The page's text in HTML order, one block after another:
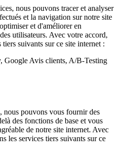
nous pouvons tracer et analyser
et la navigation sur notre site
et d'améliorer en
utilisateurs. Avec votre accord,
suivants sur ce site internet :
Google Avis clients, A/B-Testing
nous pouvons vous fournir des
des fonctions de base et vous
de notre site internet. Avec
les services tiers suivants sur ce